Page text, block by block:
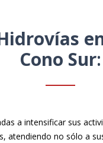
Cono Sur:
a intensificar sus
atendiendo no sólo a